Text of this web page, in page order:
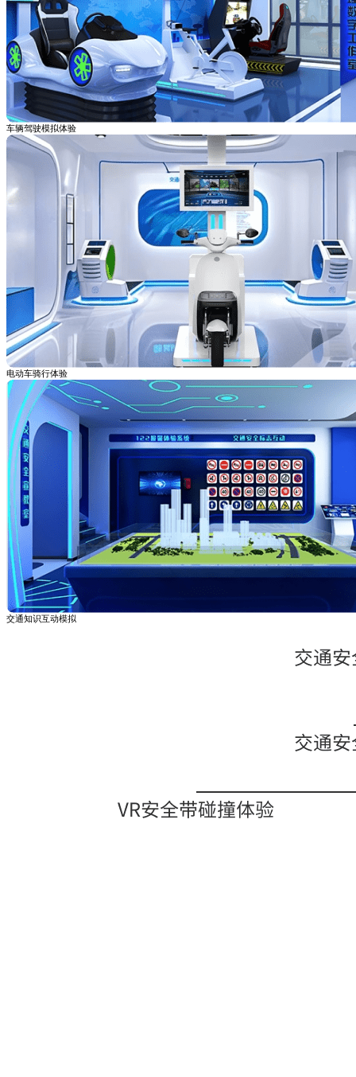
车辆驾驶模拟体验
电动车骑行体验
交通知识互动模拟